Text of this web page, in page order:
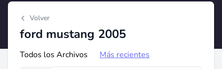
Volver
ford mustang 2005
Todos los Archivos Más recientes